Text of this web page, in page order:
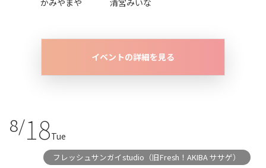
イベントの詳細を見る
8/18Tue
フレッシュサンガイstudio（旧Fresh！AKIBA ササゲ）